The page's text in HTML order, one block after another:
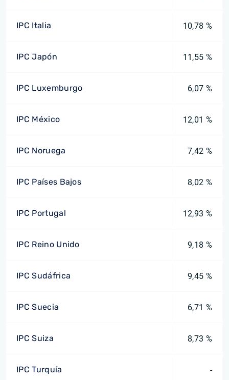
IPC Italia 10,78 %
IPC Japón 11,55 %
IPC Luxemburgo 6,07 %
IPC México 12,01 %
IPC Noruega 7,42 %
IPC Países Bajos 8,02 %
IPC Portugal 12,93 %
IPC Reino Unido 9,18 %
IPC Sudáfrica 9,45 %
IPC Suecia 6,71 %
IPC Suiza 8,73 %
IPC Turquía -